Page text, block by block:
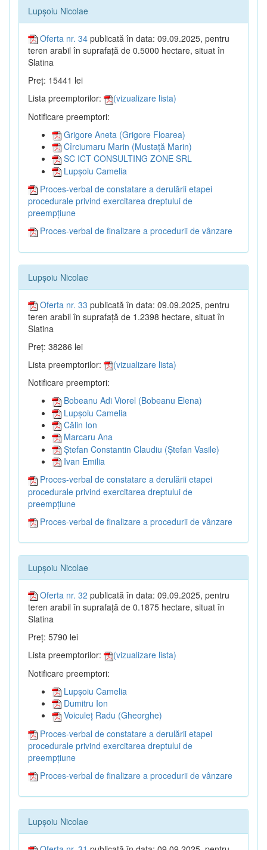
Lupșoiu Nicolae
Oferta nr. 34 publicată în data: 09.09.2025, pentru
teren arabil în suprafață de 0.5000 hectare, situat în
Slatina
Preț: 15441 lei
Lista preemptorilor:
(vizualizare lista)
Notificare preemptori:
Grigore Aneta (Grigore Floarea)
Cîrciumaru Marin (Mustață Marin)
SC ICT CONSULTING ZONE SRL
Lupșoiu Camelia
Proces-verbal de constatare a derulării etapei
procedurale privind exercitarea dreptului de
preempțiune
Proces-verbal de finalizare a procedurii de vânzare
Lupșoiu Nicolae
Oferta nr. 33 publicată în data: 09.09.2025, pentru
teren arabil în suprafață de 1.2398 hectare, situat în
Slatina
Preț: 38286 lei
Lista preemptorilor:
(vizualizare lista)
Notificare preemptori:
Bobeanu Adi Viorel (Bobeanu Elena)
Lupșoiu Camelia
Călin Ion
Marcaru Ana
Ștefan Constantin Claudiu (Ștefan Vasile)
Ivan Emilia
Proces-verbal de constatare a derulării etapei
procedurale privind exercitarea dreptului de
preempțiune
Proces-verbal de finalizare a procedurii de vânzare
Lupșoiu Nicolae
Oferta nr. 32 publicată în data: 09.09.2025, pentru
teren arabil în suprafață de 0.1875 hectare, situat în
Slatina
Preț: 5790 lei
Lista preemptorilor:
(vizualizare lista)
Notificare preemptori:
Lupșoiu Camelia
Dumitru Ion
Voiculeț Radu (Gheorghe)
Proces-verbal de constatare a derulării etapei
procedurale privind exercitarea dreptului de
preempțiune
Proces-verbal de finalizare a procedurii de vânzare
Lupșoiu Nicolae